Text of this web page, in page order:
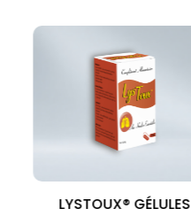
LYSTOUX® GÉLULES